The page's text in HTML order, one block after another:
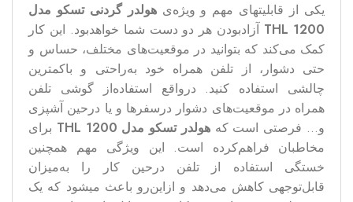
یکی از قابلیتهای مهم و ویژه‌یهولدر گردنی تسکو مدل
1200
آزادبودن هر دو دست شما خواهدبود. این کار
کمک می‌کند که بتوانید در موقعیت‌های مختلف، حساس و
حتی دشوار، از تلفن همراه خود به‌راحتی و باکمترین
چالشی استفاده کنید. درواقع استفاده‌از گوشی تلفن
همراه در موقعیت‌های دشوار درسفرها و یا درحین آشپزی
و… فرصتی است کههولدر تسکو مدل 1200
برای
مخاطبان فراهم‌کرده است. این ویژگی مهم همچنین
خستگی استفاده از تلفن درحین کار را به‌میزان
قابل‌توجهی کاهش می‌دهد و ازاین‌رو باعث میشود که یک